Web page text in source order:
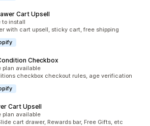
Cart Upsell
to install
with cart upsell, sticky cart, free shipping
Checkbox
plan available
checkbox checkout rules, age verification
Cart Upsell
plan available
cart drawer, Rewards bar, Free Gifts, etc